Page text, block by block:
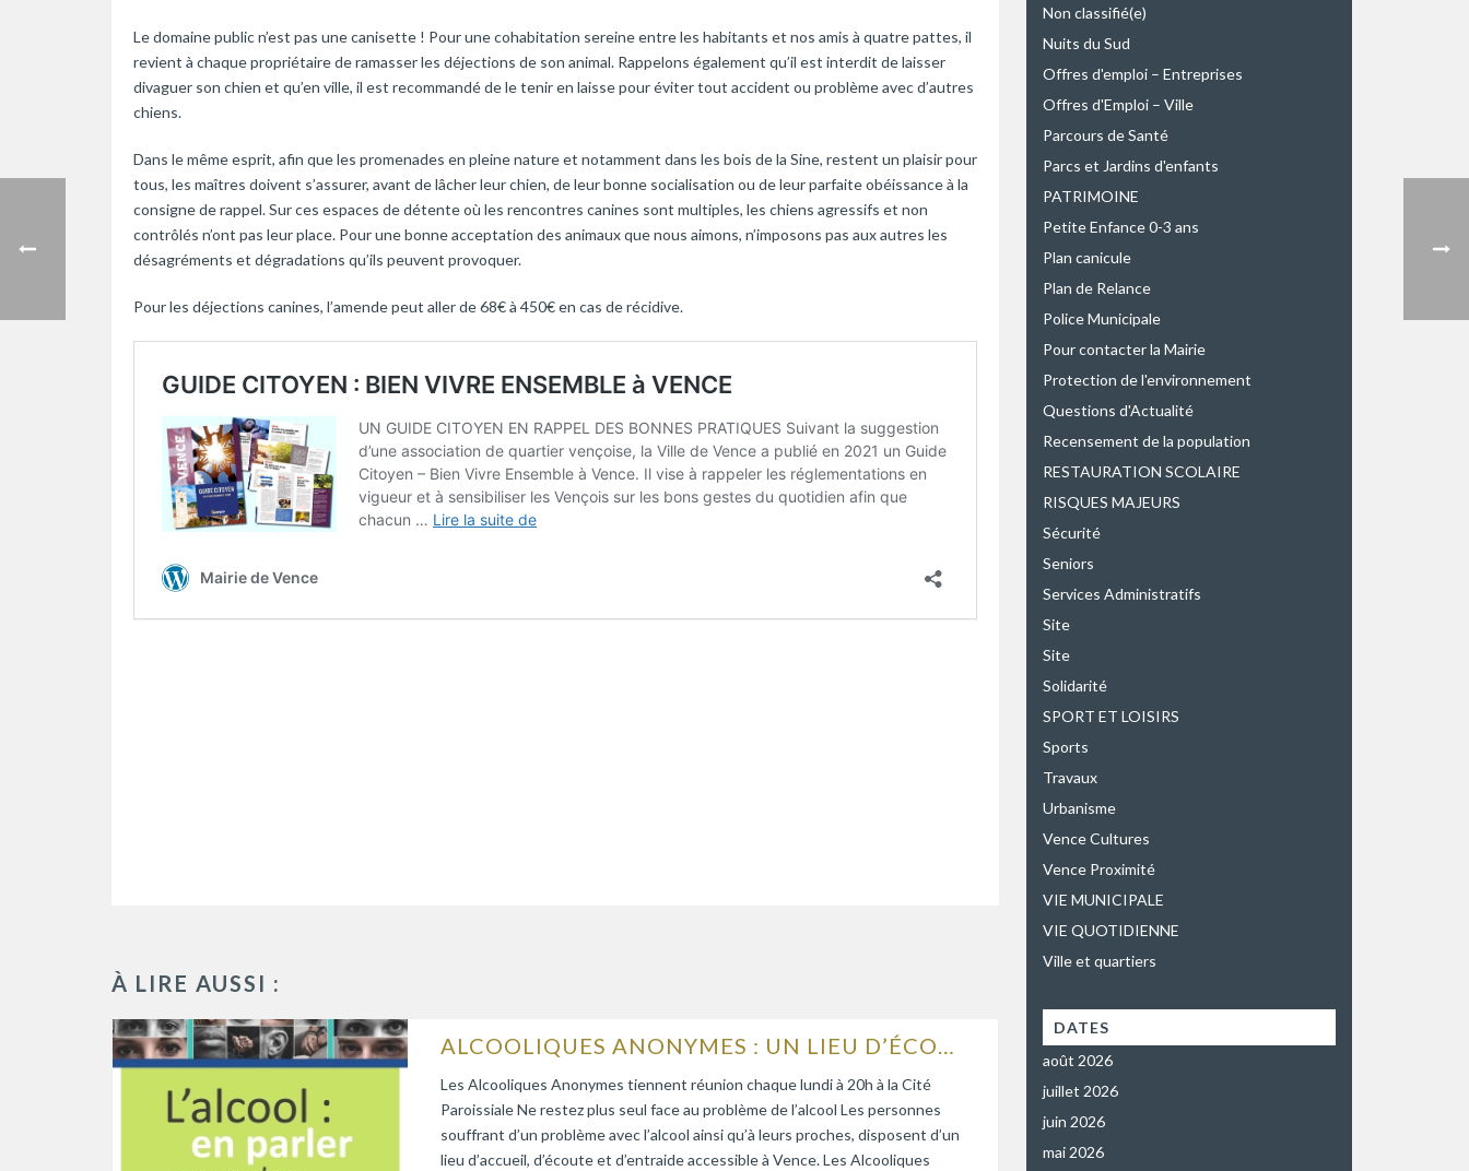
Le domaine public n’est pas une canisette ! Pour une cohabitation sereine entre les habitants et nos amis à quatre pattes, il
revient à chaque propriétaire de ramasser les déjections de son animal. Rappelons également qu’il est interdit de laisser
divaguer son chien et qu’en ville, il est recommandé de le tenir en laisse pour éviter tout accident ou problème avec d’autres
chiens.
Dans le même esprit, afin que les promenades en pleine nature et notamment dans les bois de la Sine, restent un plaisir pour
tous, les maîtres doivent s’assurer, avant de lâcher leur chien, de leur bonne socialisation ou de leur parfaite obéissance à la
consigne de rappel. Sur ces espaces de détente où les rencontres canines sont multiples, les chiens agressifs et non
contrôlés n’ont pas leur place. Pour une bonne acceptation des animaux que nous aimons, n’imposons pas aux autres les
désagréments et dégradations qu’ils peuvent provoquer.
Pour les déjections canines, l’amende peut aller de 68€ à 450€ en cas de récidive.
À LIRE AUSSI :
ALCOOLIQUES ANONYMES : UN LIEU D’ÉCOUTE ET D’ENTRAIDE
Les Alcooliques Anonymes tiennent réunion chaque lundi à 20h à la Cité
Paroissiale Ne restez plus seul face au problème de l’alcool Les personnes
souffrant d’un problème avec l’alcool ainsi qu’à leurs proches, disposent d’un
lieu d’accueil, d’écoute et d’entraide accessible à Vence. Les Alcooliques
Non classifié(e)
Nuits du Sud
Offres d'emploi – Entreprises
Offres d'Emploi – Ville
Parcours de Santé
Parcs et Jardins d'enfants
PATRIMOINE
Petite Enfance 0-3 ans
Plan canicule
Plan de Relance
Police Municipale
Pour contacter la Mairie
Protection de l'environnement
Questions d'Actualité
Recensement de la population
RESTAURATION SCOLAIRE
RISQUES MAJEURS
Sécurité
Seniors
Services Administratifs
Site
Site
Solidarité
SPORT ET LOISIRS
Sports
Travaux
Urbanisme
Vence Cultures
Vence Proximité
VIE MUNICIPALE
VIE QUOTIDIENNE
Ville et quartiers
DATES
août 2026
juillet 2026
juin 2026
mai 2026